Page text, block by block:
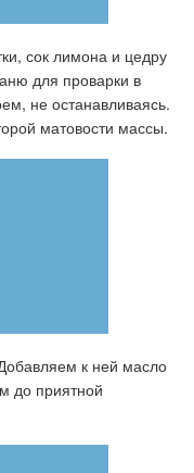
сок лимона и цедру
для проварки в
не останавливаясь.
матовости массы.
к ней масло
до приятной